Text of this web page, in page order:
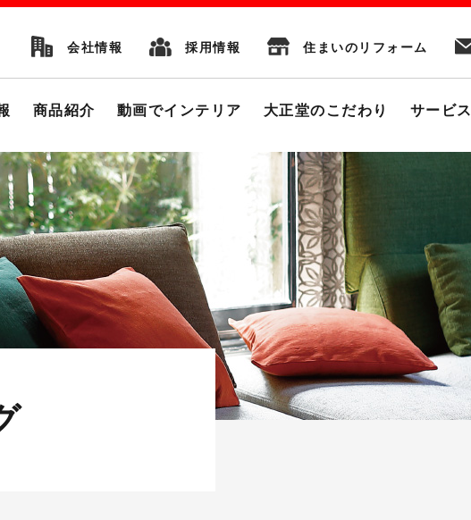
会社情報 採用情報 住まいのリフォーム
商品紹介 動画でインテリア 大正堂のこだわり サービス